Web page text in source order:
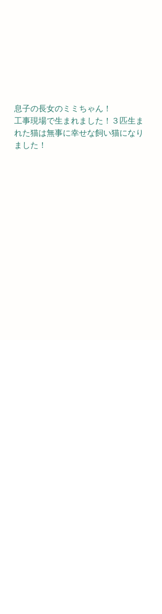
息子の長女のミミちゃん！
工事現場で生まれました！３匹生ま
れた猫は無事に幸せな飼い猫になり
ました！